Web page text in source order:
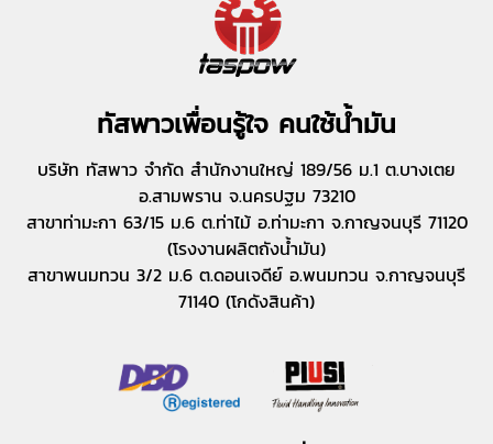
ทัสพาวเพื่อนรู้ใจ คนใช้น้ำมัน
บริษัท ทัสพาว จำกัด สำนักงานใหญ่ 189/56 ม.1 ต.บางเตย
อ.สามพราน จ.นครปฐม 73210
สาขาท่ามะกา 63/15 ม.6 ต.ท่าไม้ อ.ท่ามะกา จ.กาญจนบุรี 71120
(โรงงานผลิตถังน้ำมัน)
สาขาพนมทวน 3/2 ม.6 ต.ดอนเจดีย์ อ.พนมทวน จ.กาญจนบุรี
71140 (โกดังสินค้า)